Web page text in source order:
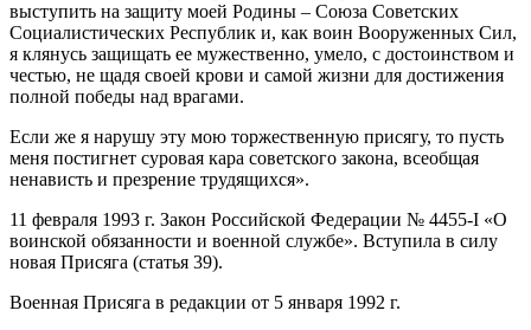
выступить на защиту моей Родины – Союза Советских
Социалистических Республик и, как воин Вооруженных Сил,
я клянусь защищать ее мужественно, умело, с достоинством и
честью, не щадя своей крови и самой жизни для достижения
полной победы над врагами.
Если же я нарушу эту мою торжественную присягу, то пусть
меня постигнет суровая кара советского закона, всеобщая
ненависть и презрение трудящихся».
11 февраля 1993 г. Закон Российской Федерации № 4455-I «О
воинской обязанности и военной службе». Вступила в силу
новая Присяга (статья 39).
Военная Присяга в редакции от 5 января 1992 г.